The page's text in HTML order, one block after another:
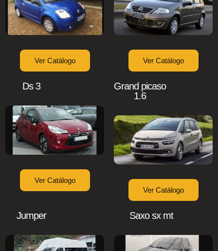
Ver Catálogo Ver Catálogo
Ds 3
Ver Catálogo
Grand picaso
1.6
Ver Catálogo
Jumper Saxo sx mt